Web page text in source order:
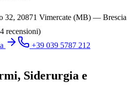
32, 20871 Vimercate (MB) — Brescia
recensioni)
+39 039 5787 212
Siderurgia e